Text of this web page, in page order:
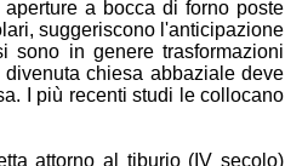
aperture a bocca di forno poste
suggeriscono l'anticipazione
sono in genere trasformazioni
chiesa abbaziale deve
I più recenti studi le collocano
attorno al tiburio (IV secolo)